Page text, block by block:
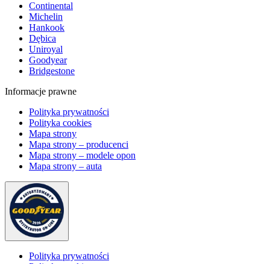
Continental
Michelin
Hankook
Dębica
Uniroyal
Goodyear
Bridgestone
Informacje prawne
Polityka prywatności
Polityka cookies
Mapa strony
Mapa strony – producenci
Mapa strony – modele opon
Mapa strony – auta
Polityka prywatności